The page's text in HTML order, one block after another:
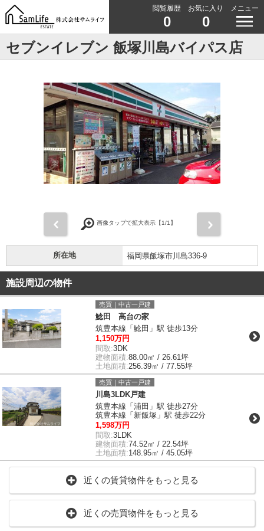
閲覧履歴
0
お気に入り
0
メニュー
セブンイレブン 飯塚川島バイパス店
画像タップで拡大表示【1/1】
所在地 福岡県飯塚市川島336-9
施設周辺の物件
売買｜中古一戸建
鯰田 高台の家
筑豊本線「鯰田」駅 徒歩13分
1,150万円
間取:3DK
建物面積:88.00㎡ / 26.61坪
土地面積:256.39㎡ / 77.55坪
売買｜中古一戸建
川島3LDK戸建
筑豊本線「浦田」駅 徒歩27分
筑豊本線「新飯塚」駅 徒歩22分
1,598万円
間取:3LDK
建物面積:74.52㎡ / 22.54坪
土地面積:148.95㎡ / 45.05坪
近くの賃貸物件をもっと見る
近くの売買物件をもっと見る